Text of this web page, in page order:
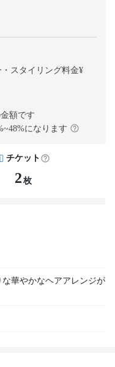
スタイリング料金¥
額です
48%になります
チケット
2 枚
華やかなヘアアレンジが